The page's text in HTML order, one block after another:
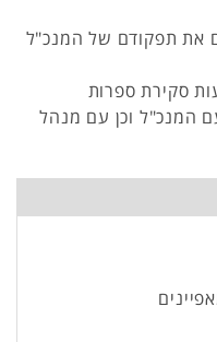
את תפקודם של המנכ"ל
סקירת ספרות
המנכ"ל וכן עם מנהל